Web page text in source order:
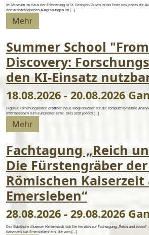
Im Museum im Haus der Erinnerung in St. Georgen/Gusen ist bis Ende des Jahres die
den archäologischen Ausgrabungen im [...]
Mehr
Summer School
Discovery:
den KI-Einsatz
18.08.2026 - 20.08.2026
Digitale Forschungsdaten eröffnen neue Möglichkeiten für die computergestützte
Informationen zum kulturellen Erbe. Dies setzt jedoch [...]
Mehr
Fachtagung „Reich
Die Fürstengräber
Römischen Kaiserzeit
Emersleben“
28.08.2026 - 29.08.2026
Das Städtische Museum Halberstadt lädt Sie herzlich zur Fachtagung „Reich und
Kaiserzeit aus Emersleben“ ein, die vom [...]